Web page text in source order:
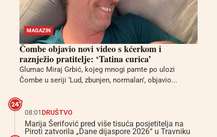
MAGAZIN
Čombe objavio novi video s kćerkom i
raznježio pratitelje: ‘Tatina curica’
Glumac Miraj Grbić, kojeg mnogi pamte po ulozi
Čombe u seriji ‘Lud, zbunjen, normalan’, objavio...
08:01 DRUŠTVO
Marija Šerifović pred više tisuća posjetitelja na
Piroti zatvorila „Dane dijaspore 2026“ u Travniku